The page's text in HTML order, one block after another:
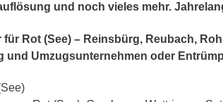
und noch vieles mehr.
Rot (See) – Reinsbürg, Reubach,
und Umzugsunternehmen oder